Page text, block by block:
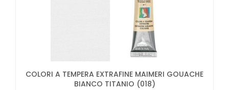
COLORI A TEMPERA EXTRAFINE MAIMERI GOUACHE
BIANCO TITANIO (018)